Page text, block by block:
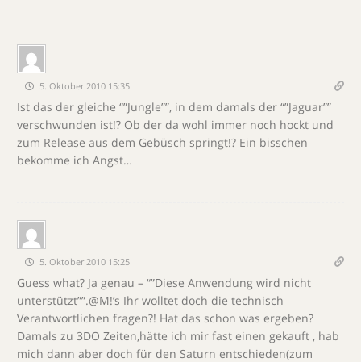
5. Oktober 2010 15:35
Ist das der gleiche “”Jungle””, in dem damals der “”Jaguar””
verschwunden ist!? Ob der da wohl immer noch hockt und
zum Release aus dem Gebüsch springt!? Ein bisschen
bekomme ich Angst…
5. Oktober 2010 15:25
Guess what? Ja genau – “”Diese Anwendung wird nicht
unterstützt””.@M!’s Ihr wolltet doch die technisch
Verantwortlichen fragen?! Hat das schon was ergeben?
Damals zu 3DO Zeiten,hätte ich mir fast einen gekauft , hab
mich dann aber doch für den Saturn entschieden(zum